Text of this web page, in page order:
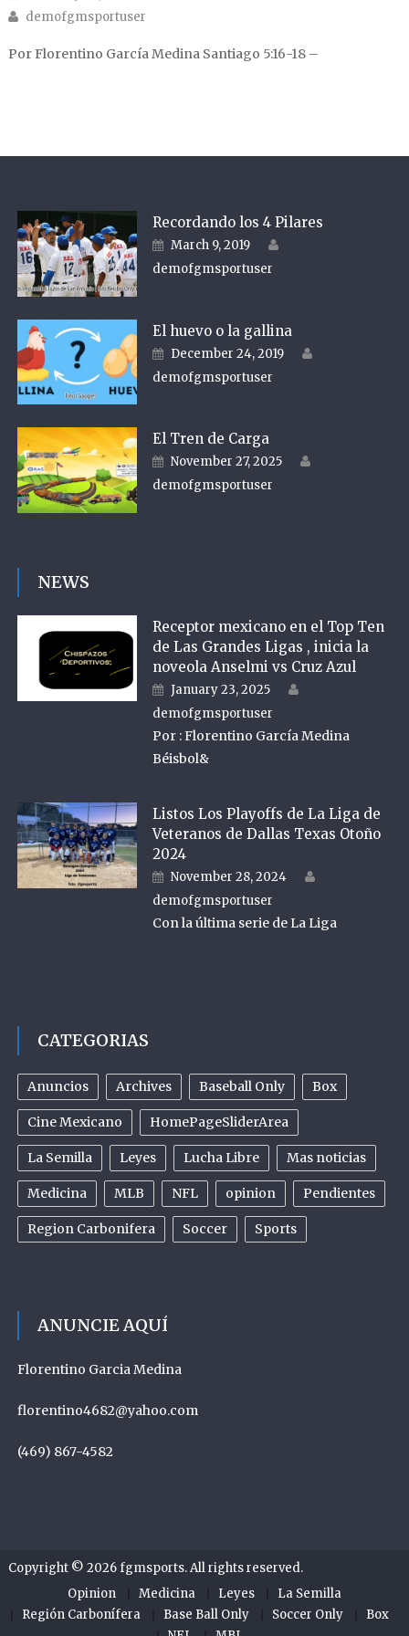
Author
demofgmsportuser
Por Florentino García Medina Santiago 5:16-18 –
Recordando los 4 Pilares
Posted on
March 9, 2019
demofgmsportuser
El huevo o la gallina
Posted on
December 24, 2019
demofgmsportuser
El Tren de Carga
Posted on
November 27, 2025
demofgmsportuser
NEWS
Receptor mexicano en el Top Ten
de Las Grandes Ligas , inicia la
noveola Anselmi vs Cruz Azul
Posted on
January 23, 2025
demofgmsportuser
Por : Florentino García Medina
Béisbol&
Listos Los Playoffs de La Liga de
Veteranos de Dallas Texas Otoño
2024
Posted on
November 28, 2024
demofgmsportuser
Con la última serie de La Liga
CATEGORIAS
Anuncios Archives Baseball Only Box
Cine Mexicano HomePageSliderArea
La Semilla Leyes Lucha Libre Mas noticias
Medicina MLB NFL opinion Pendientes
Region Carbonifera Soccer Sports
ANUNCIE AQUÍ
Florentino Garcia Medina
florentino4682@yahoo.com
(469) 867-4582
Copyright © 2026fgmsports. All rights reserved.
Opinion
Medicina Leyes
La Semilla
Región Carbonífera
Base Ball Only Soccer Only
Box